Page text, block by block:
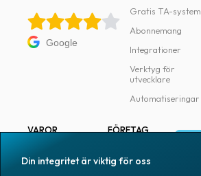
Förbjudet
och
farligt
Google
Gratis TA-system
Abonnemang
Integrationer
Verktyg för
utvecklare
Automatiseringar
VAROR
Märkning
FÖRETAG
Pressrum
Din integritet är viktig för oss